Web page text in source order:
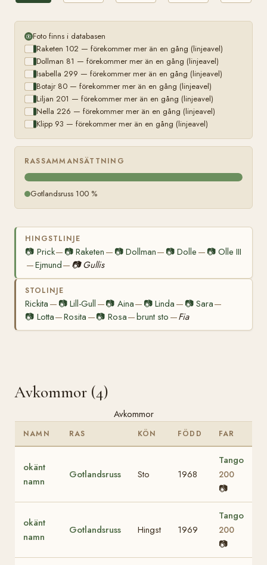
Foto finns i databasen
Raketen 102 — förekommer mer än en gång (linjeavel)
Dollman 81 — förekommer mer än en gång (linjeavel)
Isabella 299 — förekommer mer än en gång (linjeavel)
Botajr 80 — förekommer mer än en gång (linjeavel)
Liljan 201 — förekommer mer än en gång (linjeavel)
Nella 226 — förekommer mer än en gång (linjeavel)
Klipp 93 — förekommer mer än en gång (linjeavel)
RASSAMMANSÄTTNING
Gotlandsruss 100 %
HINGSTLINJE
📷 Prick— 📷Raketen — 📷 Dollman— 📷 Dolle — 📷Olle III
—Ejmund— 📷 Gullis
STOLINJE
Rickita — 📷Lill-Gull —📷 Aina— 📷Linda — 📷 Sara—
📷 Lotta—Rosita —📷 Rosa—brunt sto —Fia
Avkommor (4)
Avkommor
NAMN RAS KÖN FÖDD FAR
okänt
namn
Gotlandsruss Sto 1968
Tango
200
📷
okänt
namn
Gotlandsruss Hingst 1969
Tango
200
📷